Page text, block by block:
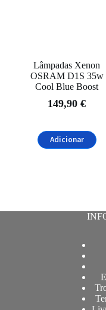
Lâmpadas Xenon
OSRAM D1S 35w
Cool Blue Boost
149,90€
Adicionar